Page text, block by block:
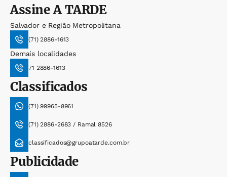
AssineA TARDE
Salvador e Região Metropolitana
(71) 2886-1613
Demais localidades
71 2886-1613
Classificados
(71) 99965-8961
(71) 2886-2683 / Ramal 8526
classificados@grupoatarde.com.br
Publicidade